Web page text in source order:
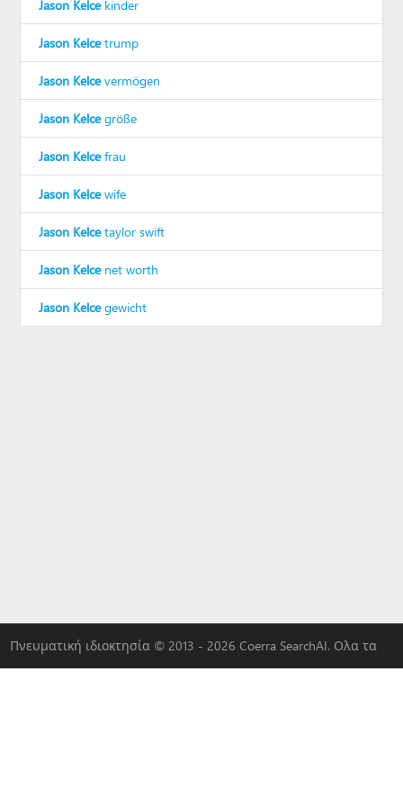
Jason Kelcekinder
Jason Kelcetrump
Jason Kelcevermögen
Jason Kelcegröße
Jason Kelcefrau
Jason Kelcewife
Jason Kelcetaylor swift
Jason Kelcenet worth
Jason Kelcegewicht
Πνευματική ιδιοκτησία © 2013 - 2026 Coerra SearchAI. Ολα τα